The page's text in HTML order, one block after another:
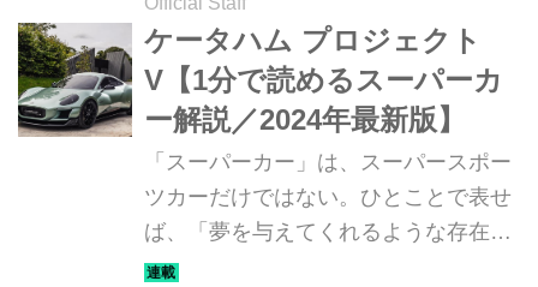
ケータハム プロジェクト
V【1分で読めるスーパーカ
ー解説／2024年最新版】
「スーパーカー」は、スーパースポー
ツカーだけではない。ひとことで表せ
ば、「夢を与えてくれるような存在」
だ。ここでは、国内外のそんな魅力あ